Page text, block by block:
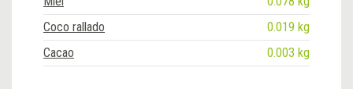
Coco rallado
0.019 kg
Cacao
0.003 kg